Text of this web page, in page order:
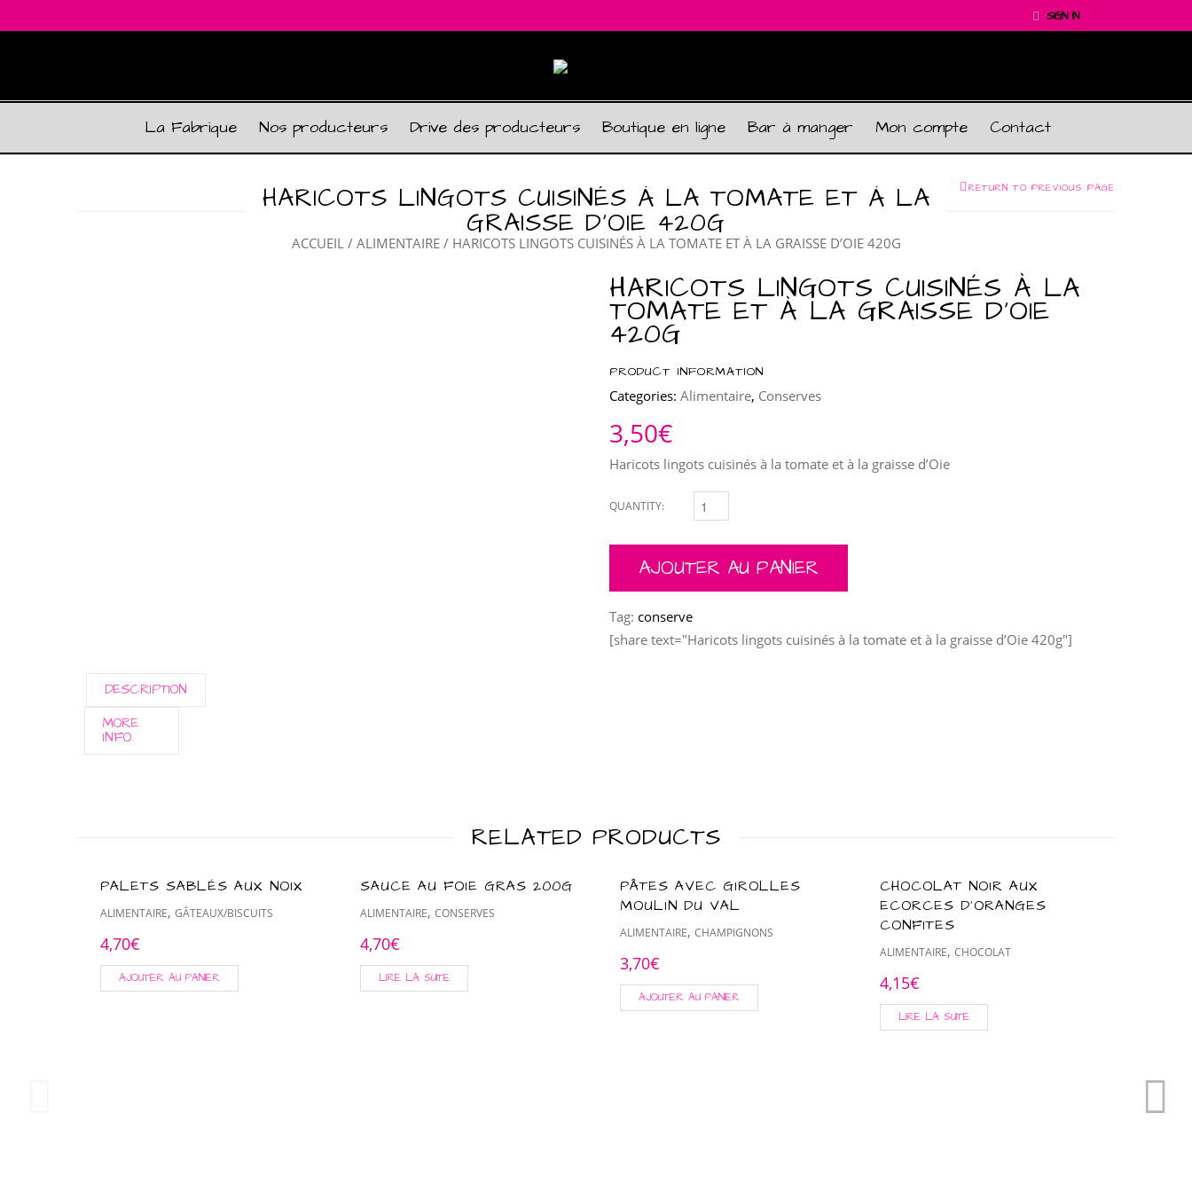
SIGN IN
La Fabrique Nos producteurs Drive des producteurs Boutique en ligne Bar à manger Mon compte Contact
HARICOTS LINGOTS CUISINÉS À LA TOMATE ET À LA
GRAISSE D’OIE 420G
ACCUEIL/ ALIMENTAIRE/ HARICOTS LINGOTS CUISINÉS À LA TOMATE ET À LA GRAISSE D’OIE 420G
RETURN TO PREVIOUS PAGE
HARICOTS LINGOTS CUISINÉS À LA
TOMATE ET À LA GRAISSE D’OIE
420G
PRODUCT INFORMATION
Categories: Alimentaire, Conserves
3,50€
Haricots lingots cuisinés à la tomate et à la graisse d’Oie
QUANTITY: HARICOTS LINGOTS CUISINÉS À LA TOMATE ET À LA GRAISSE D'OIE 420G QUANTITY
AJOUTER AU PANIER
Tag: conserve
[share text="Haricots lingots cuisinés à la tomate et à la graisse d’Oie 420g"]
DESCRIPTION
MORE
INFO
RELATED PRODUCTS
PALETS SABLÉS AUX NOIX
ALIMENTAIRE, GÂTEAUX/BISCUITS
4,70€
AJOUTER AU PANIER
SAUCE AU FOIE GRAS 200G
ALIMENTAIRE, CONSERVES
4,70€
LIRE LA SUITE
PÂTES AVEC GIROLLES
MOULIN DU VAL
ALIMENTAIRE, CHAMPIGNONS
3,70€
AJOUTER AU PANIER
CHOCOLAT NOIR AUX
ECORCES D’ORANGES
CONFITES
ALIMENTAIRE, CHOCOLAT
4,15€
LIRE LA SUITE